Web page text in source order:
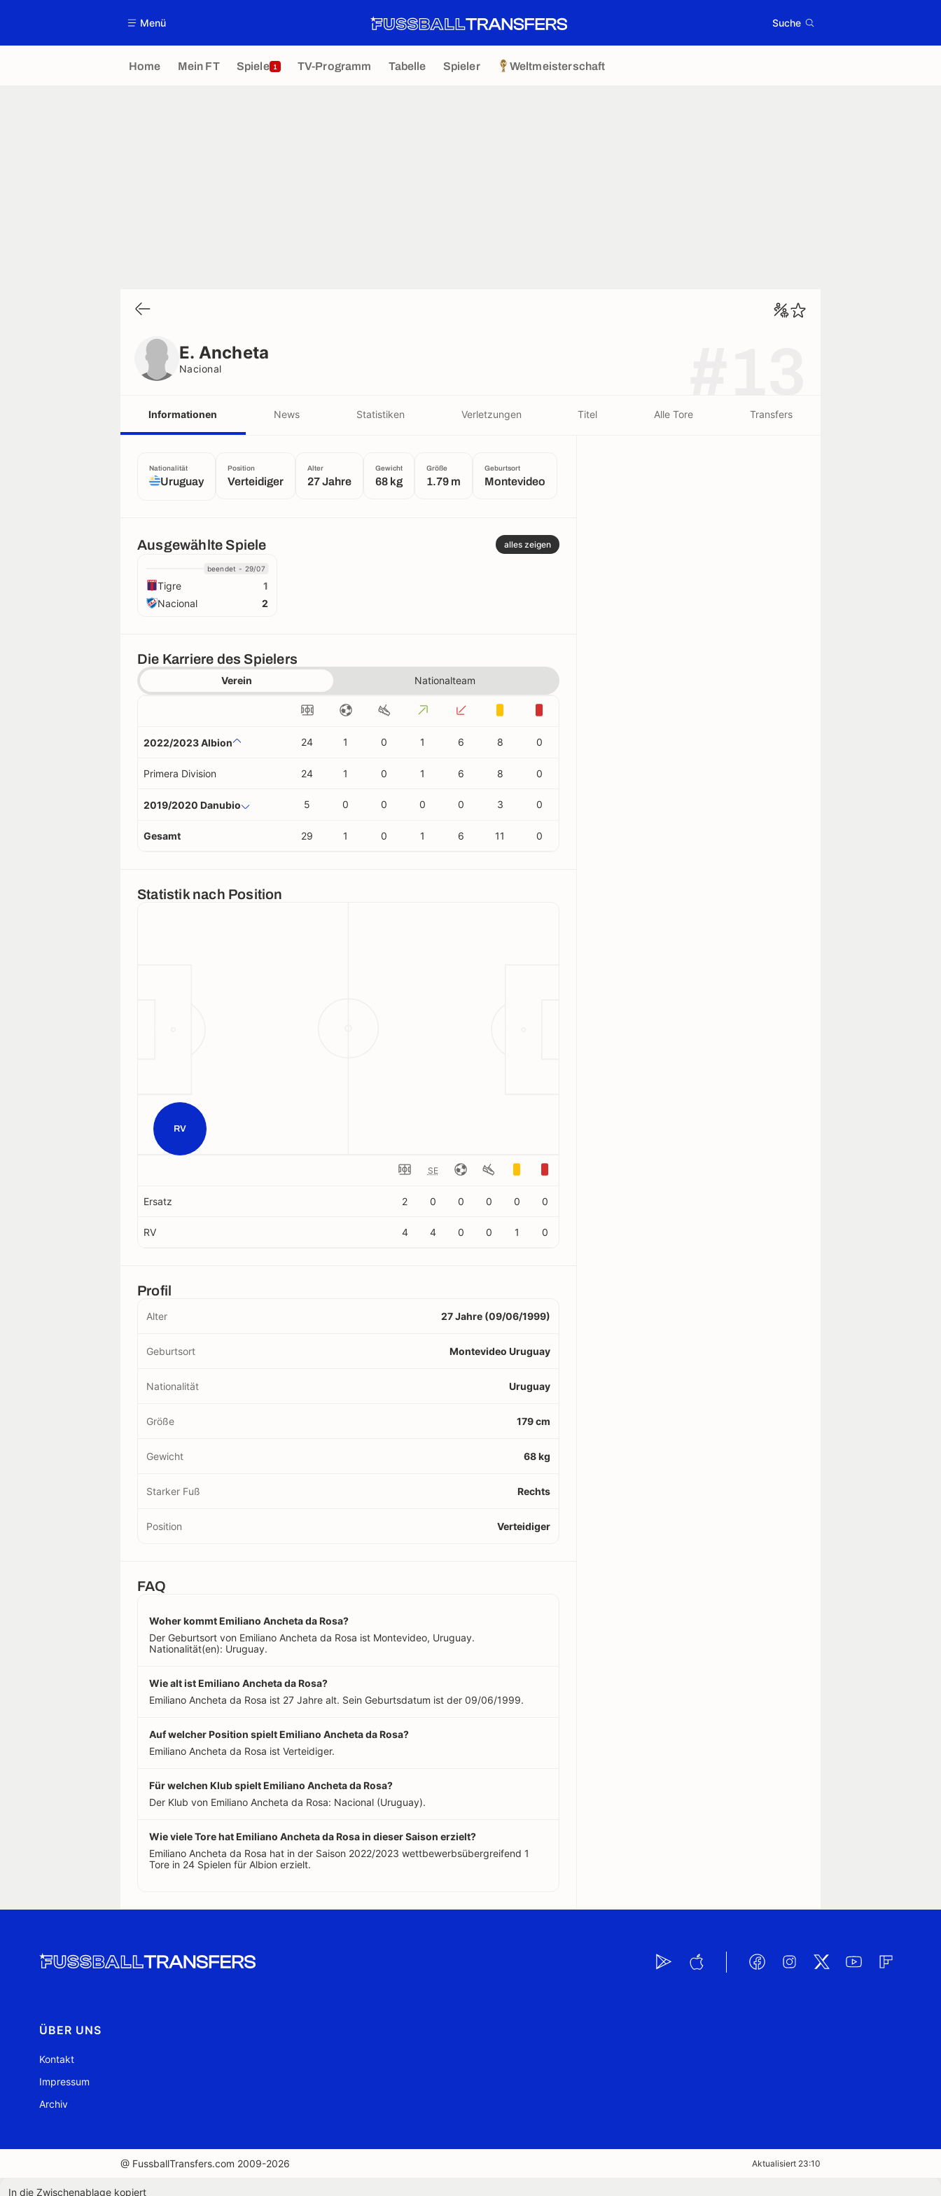
Menü Suche
Home Mein FT Spiele 1 TV-Programm Tabelle Spieler Weltmeisterschaft
E. Ancheta
Nacional
Informationen News Statistiken Verletzungen Titel Alle Tore Transfers
Nationalität
Uruguay
Position
Verteidiger
Alter
27 Jahre
Gewicht
68 kg
Größe
1.79 m
Geburtsort
Montevideo
Ausgewählte Spiele alles zeigen
beendet - 29/07
Tigre
1
Nacional
2
Die Karriere des Spielers
Verein Nationalteam
2022/2023 Albion 24 1 0 1 6 8 0
Primera Division 24 1 0 1 6 8 0
2019/2020 Danubio 5 0 0 0 0 3 0
Gesamt 29 1 0 1 6 11 0
Statistik nach Position
RV
SE
Ersatz 2 0 0 0 0 0
RV 4 4 0 0 1 0
Profil
Alter 27 Jahre (09/06/1999)
Geburtsort Montevideo Uruguay
Nationalität Uruguay
Größe 179 cm
Gewicht 68 kg
Starker Fuß Rechts
Position Verteidiger
FAQ
Woher kommt Emiliano Ancheta da Rosa?
Der Geburtsort von Emiliano Ancheta da Rosa ist Montevideo, Uruguay.
Nationalität(en): Uruguay.
Wie alt ist Emiliano Ancheta da Rosa?
Emiliano Ancheta da Rosa ist 27 Jahre alt. Sein Geburtsdatum ist der 09/06/1999.
Auf welcher Position spielt Emiliano Ancheta da Rosa?
Emiliano Ancheta da Rosa ist Verteidiger.
Für welchen Klub spielt Emiliano Ancheta da Rosa?
Der Klub von Emiliano Ancheta da Rosa: Nacional (Uruguay).
Wie viele Tore hat Emiliano Ancheta da Rosa in dieser Saison erzielt?
Emiliano Ancheta da Rosa hat in der Saison 2022/2023 wettbewerbsübergreifend 1
Tore in 24 Spielen für Albion erzielt.
ÜBER UNS
Kontakt
Impressum
Archiv
@ FussballTransfers.com 2009-2026 Aktualisiert 23:10
In die Zwischenablage kopiert